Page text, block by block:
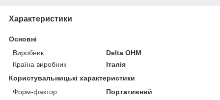
Характеристики
Основні
Виробник
Delta OHM
Країна виробник
Італія
Користувальницькі характеристики
Форм-фактор
Портативний